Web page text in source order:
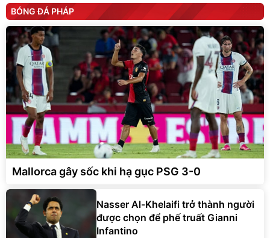
BÓNG ĐÁ PHÁP
Mallorca gây sốc khi hạ gục PSG 3-0
Nasser Al-Khelaifi trở thành người
được chọn để phế truất Gianni
Infantino